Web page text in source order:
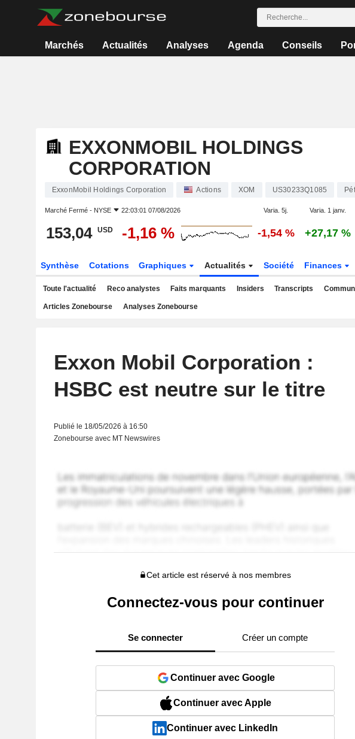
Marchés Actualités Analyses Agenda Conseils
EXXONMOBIL HOLDINGS
CORPORATION
ExxonMobil Holdings Corporation Actions XOM US30233Q1085
Marché Fermé - NYSE 22:03:01 07/08/2026 Varia. 5j. Varia. 1 janv.
153,04 USD -1,16 % -1,54 % +27,17 %
Synthèse Cotations Graphiques Actualités Société Finances
Toute l'actualité Reco analystes Faits marquants Insiders Transcripts
Articles Zonebourse Analyses Zonebourse
Exxon Mobil Corporation :
HSBC est neutre sur le titre
Publié le 18/05/2026 à 16:50
Zonebourse avec MT Newswires
Cet article est réservé à nos membres
Connectez-vous pour continuer
Se connecter Créer un compte
Continuer avec Google
Continuer avec Apple
Continuer avec LinkedIn